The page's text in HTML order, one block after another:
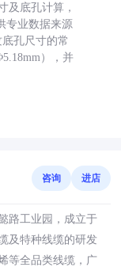
及底孔计算，
专业数据来源
底孔尺寸的常
），并
咨询 进店
路工业园，成立于
及特种线缆的研发
等全品类线缆，广